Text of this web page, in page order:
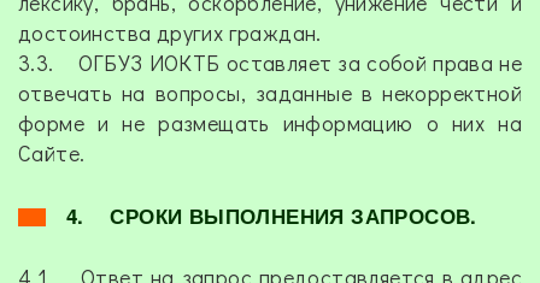
достоинства других граждан.
3.3. ОГБУЗ ИОКТБ оставляет за собой права не
отвечать на вопросы, заданные в некорректной
форме и не размещать информацию о них на
Сайте.
4. СРОКИ ВЫПОЛНЕНИЯ ЗАПРОСОВ.
4.1. Ответ на запрос предоставляется в адрес